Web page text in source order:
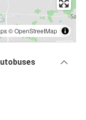
©OpenStreetMap